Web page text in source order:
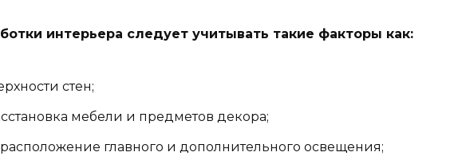
интерьера следует учитывать такие факторы как:
стен;
мебели и предметов декора;
главного и дополнительного освещения;